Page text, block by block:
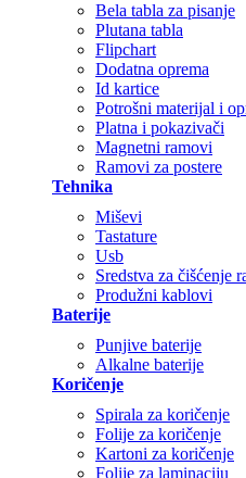
Bela tabla za pisanje
Plutana tabla
Flipchart
Dodatna oprema
Id kartice
Potrošni materijal i
Platna i pokazivači
Magnetni ramovi
Ramovi za postere
Tehnika
Miševi
Tastature
Usb
Sredstva za čišćenje
Produžni kablovi
Baterije
Punjive baterije
Alkalne baterije
Koričenje
Spirala za koričenje
Folije za koričenje
Kartoni za koričenje
Folije za laminaciju